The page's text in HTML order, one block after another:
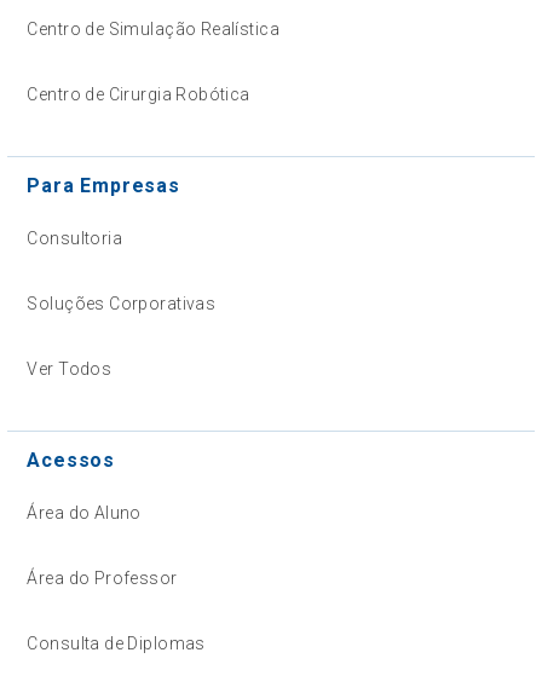
Centro de Simulação Realística
Centro de Cirurgia Robótica
Para Empresas
Consultoria
Soluções Corporativas
Ver Todos
Acessos
Área do Aluno
Área do Professor
Consulta de Diplomas